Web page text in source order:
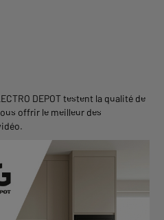
DEPOT testent la qualité de
offrir le meilleur des
.